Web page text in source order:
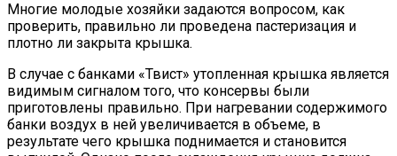
Многие молодые хозяйки задаются вопросом, как
проверить, правильно ли проведена пастеризация и
плотно ли закрыта крышка.
В случае с банками «Твист» утопленная крышка является
видимым сигналом того, что консервы были
приготовлены правильно. При нагревании содержимого
банки воздух в ней увеличивается в объеме, в
результате чего крышка поднимается и становится